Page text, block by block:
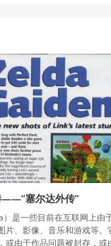
——“塞尔达外传”
）是一些目前在互联网上由
片、影像、音乐和游戏等
或由于作品问题被封存，或